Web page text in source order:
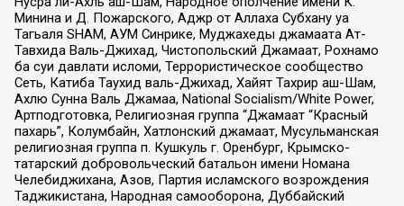
Минина и Д. Пожарского, Аджр от Аллаха Субхану уа
Тагьаля SHAM, АУМ Синрике, Муджахеды джамаата Ат-
Тавхида Валь-Джихад, Чистопольский Джамаат, Рохнамо
ба суи давлати исломи, Террористическое сообщество
Сеть, Катиба Таухид валь-Джихад, Хайят Тахрир аш-Шам,
Ахлю Сунна Валь Джамаа, National Socialism/White Power,
Артподготовка, Религиозная группа “Джамаат “Красный
пахарь”, Колумбайн, Хатлонский джамаат, Мусульманская
религиозная группа п. Кушкуль г. Оренбург, Крымско-
татарский добровольческий батальон имени Номана
Челебиджихана, Азов, Партия исламского возрождения
Таджикистана, Народная самооборона, Дуббайский